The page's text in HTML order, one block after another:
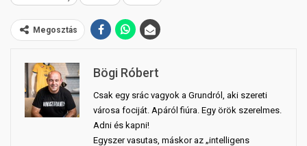
Megosztás
Bögi Róbert
Csak egy srác vagyok a Grundról, aki szereti
városa fociját. Apáról fiúra. Egy örök szerelmes.
Adni és kapni!
Egyszer vasutas, máskor az „intelligens